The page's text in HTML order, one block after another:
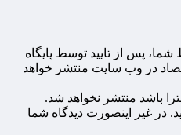
پس از تایید توسط پایگاه
در وب سایت منتشر خواهد
باشد منتشر نخواهد شد.
در غیر اینصورت دیدگاه شما